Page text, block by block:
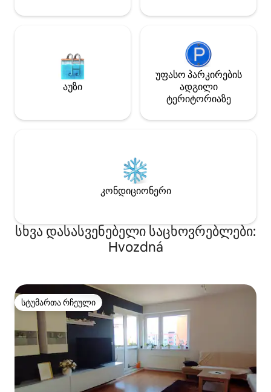
აუზი
უფასო პარკირების
ადგილი
ტერიტორიაზე
კონდიციონერი
სხვა დასასვენებელი საცხოვრებლები:
Hvozdná
სტუმართა რჩეული
სტუმართა რჩეული